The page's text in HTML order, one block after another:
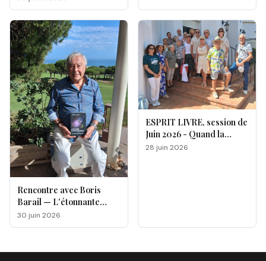
Rencontre avec Boris
Barail — L'étonnante
odyssée d'un électron
voyageur
30 juin 2026
ESPRIT LIVRE, session de
Juin 2026 - Quand la
magie opère !
28 juin 2026